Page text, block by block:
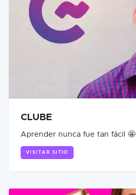
CLUBE
Aprender nunca fue tan fácil 🤩
VISITAR SITIO